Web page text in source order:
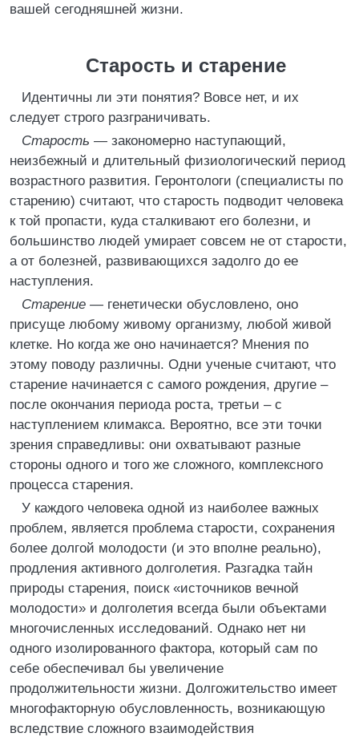
вашей сегодняшней жизни.
Старость и старение
Идентичны ли эти понятия? Вовсе нет, и их
следует строго разграничивать.
Старость — закономерно наступающий,
неизбежный и длительный физиологический период
возрастного развития. Геронтологи (специалисты по
старению) считают, что старость подводит человека
к той пропасти, куда сталкивают его болезни, и
большинство людей умирает совсем не от старости,
а от болезней, развивающихся задолго до ее
наступления.
Старение — генетически обусловлено, оно
присуще любому живому организму, любой живой
клетке. Но когда же оно начинается? Мнения по
этому поводу различны. Одни ученые считают, что
старение начинается с самого рождения, другие –
после окончания периода роста, третьи – с
наступлением климакса. Вероятно, все эти точки
зрения справедливы: они охватывают разные
стороны одного и того же сложного, комплексного
процесса старения.
У каждого человека одной из наиболее важных
проблем, является проблема старости, сохранения
более долгой молодости (и это вполне реально),
продления активного долголетия. Разгадка тайн
природы старения, поиск «источников вечной
молодости» и долголетия всегда были объектами
многочисленных исследований. Однако нет ни
одного изолированного фактора, который сам по
себе обеспечивал бы увеличение
продолжительности жизни. Долгожительство имеет
многофакторную обусловленность, возникающую
вследствие сложного взаимодействия